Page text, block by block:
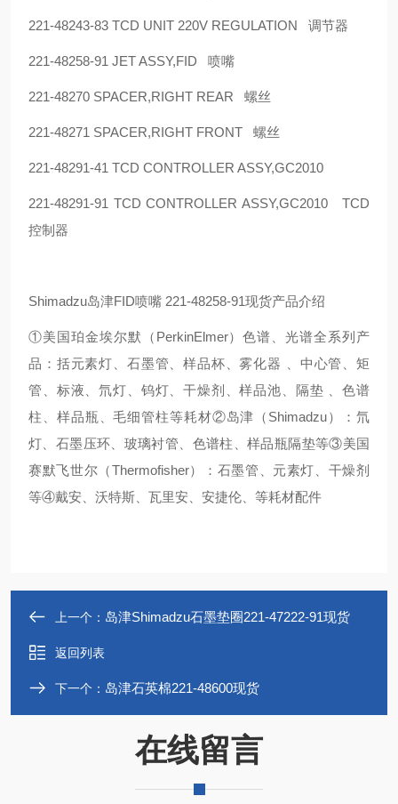
221-48243-83 TCD UNIT 220V REGULATION 调节器
221-48258-91 JET ASSY,FID 喷嘴
221-48270 SPACER,RIGHT REAR 螺丝
221-48271 SPACER,RIGHT FRONT 螺丝
221-48291-41 TCD CONTROLLER ASSY,GC2010
221-48291-91 TCD CONTROLLER ASSY,GC2010 TCD
控制器
Shimadzu岛津FID喷嘴 221-48258-91现货产品介绍
①美国珀金埃尔默（PerkinElmer）色谱、光谱全系列产
品：括元素灯、石墨管、样品杯、雾化器 、中心管、矩
管、标液、氘灯、钨灯、干燥剂、样品池、隔垫 、色谱
柱、样品瓶、毛细管柱等耗材②岛津（Shimadzu）：氘
灯、石墨压环、玻璃衬管、色谱柱、样品瓶隔垫等③美国
赛默飞世尔（Thermofisher）：石墨管、元素灯、干燥剂
等④戴安、沃特斯、瓦里安、安捷伦、等耗材配件
上一个： 岛津Shimadzu石墨垫圈221-47222-91现货
返回列表
下一个： 岛津石英棉221-48600现货
在线留言